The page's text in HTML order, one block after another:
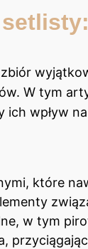
W tym
ich wpływ
które
w tym